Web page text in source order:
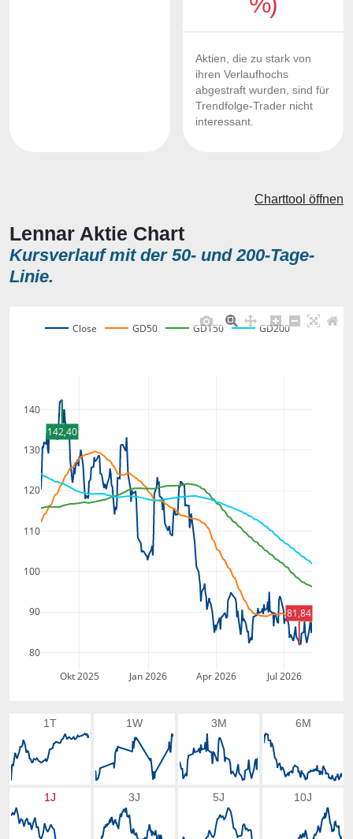
Aktien, die zu stark von
ihren Verlaufhochs
abgestraft wurden, sind für
Trendfolge-Trader nicht
interessant.
Lennar Aktie Chart
Kursverlauf mit der 50- und 200-Tage-
Linie.
Charttool öffnen
Okt 2025 Jan 2026 Apr 2026 Jul 2026
80
90
100
110
120
130
140
Close GD50 GD150 GD200
142,40
81,84
1T 1W 3M 6M
1J 3J 5J 10J